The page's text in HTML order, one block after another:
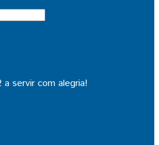
servir com alegria!